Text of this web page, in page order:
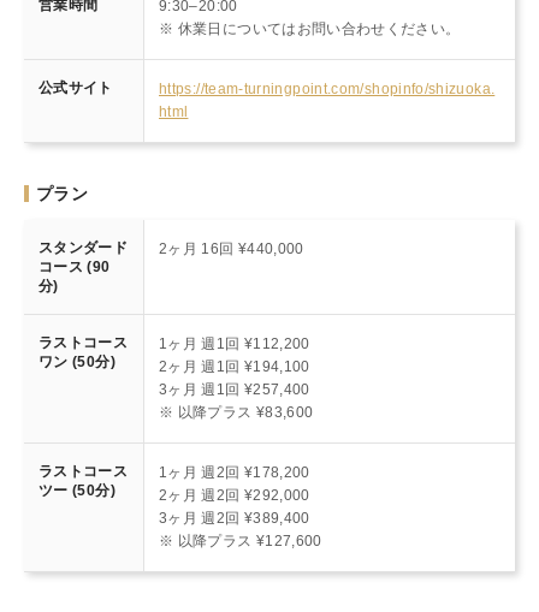
営業時間
9:30–20:00
※ 休業日についてはお問い合わせください。
公式サイト
https://team-turningpoint.com/shopinfo/shizuoka.
html
プラン
スタンダード
コース (90
分)
2ヶ月 16回 ¥440,000
ラストコース
ワン (50分)
1ヶ月 週1回 ¥112,200
2ヶ月 週1回 ¥194,100
3ヶ月 週1回 ¥257,400
※ 以降プラス ¥83,600
ラストコース
ツー (50分)
1ヶ月 週2回 ¥178,200
2ヶ月 週2回 ¥292,000
3ヶ月 週2回 ¥389,400
※ 以降プラス ¥127,600